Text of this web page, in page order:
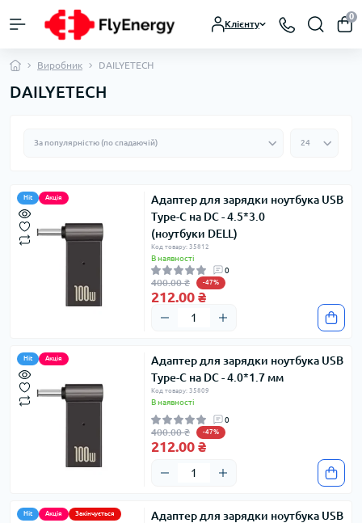
Клієнту
0
Виробник DAILYETECH
DAILYETECH
Hit Акція
Адаптер для зарядки ноутбука USB
Type-C на DC - 4.5*3.0
(ноутбуки DELL)
Код товару: 35812
В наявності
0
400.00 ₴ -47%
212.00 ₴
Hit Акція
Адаптер для зарядки ноутбука USB
Type-C на DC - 4.0*1.7 мм
Код товару: 35809
В наявності
0
400.00 ₴ -47%
212.00 ₴
Hit Акція Закінчується
Адаптер для зарядки ноутбука USB